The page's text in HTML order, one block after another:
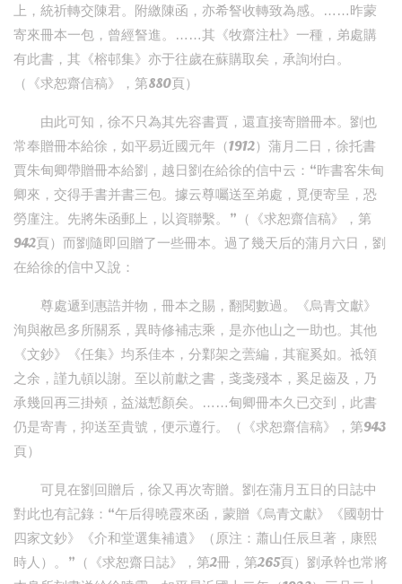
上，統祈轉交陳君。附繳陳函，亦希詧收轉致為感。……昨蒙
寄來冊本一包，曾經詧進。……其《牧齋注杜》一種，弟處購
有此書，其《榕邨集》亦于往歲在蘇購取矣，承詢坿白。
（《求恕齋信稿》，第880頁）
由此可知，徐不只為其先容書賈，還直接寄贈冊本。劉也
常奉贈冊本給徐，如平易近國元年（1912）蒲月二日，徐托書
賈朱甸卿帶贈冊本給劉，越日劉在給徐的信中云：“昨書客朱甸
卿來，交得手書并書三包。據云尊囑送至弟處，覓便寄呈，恐
勞廑注。先將朱函郵上，以資聯繫。”（《求恕齋信稿》，第
942頁）而劉隨即回贈了一些冊本。過了幾天后的蒲月六日，劉
在給徐的信中又說：
尊處遞到惠誥并物，冊本之賜，翻閱數過。《烏青文獻》
洵與敝邑多所關系，異時修補志乘，是亦他山之一助也。其他
《文鈔》《任集》均系佳本，分鄴架之蕓編，其寵奚如。祗領
之余，謹九頓以謝。至以前獻之書，戔戔殘本，奚足齒及，乃
承幾回再三掛頰，益滋慙顏矣。……甸卿冊本久已交到，此書
仍是寄青，抑送至貴號，便示遵行。（《求恕齋信稿》，第943
頁）
可見在劉回贈后，徐又再次寄贈。劉在蒲月五日的日誌中
對此也有記錄：“午后得曉霞來函，蒙贈《烏青文獻》《國朝廿
四家文鈔》《介和堂選集補遺》（原注：蕭山任辰旦著，康熙
時人）。”（《求恕齋日誌》，第2冊，第265頁）劉承幹也常將